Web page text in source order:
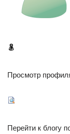
Просмотр
Перейти к блогу